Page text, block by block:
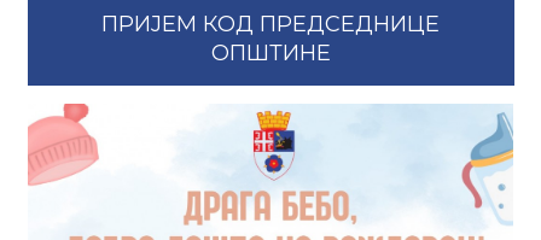
ПРИЈЕМ КОД ПРЕДСЕДНИЦЕ
ОПШТИНЕ